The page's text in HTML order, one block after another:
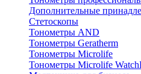
Дополнительные
Стетоскопы
Тонометры AND
Тонометры Geratherm
Тонометры Microlife
Тонометры Microlife